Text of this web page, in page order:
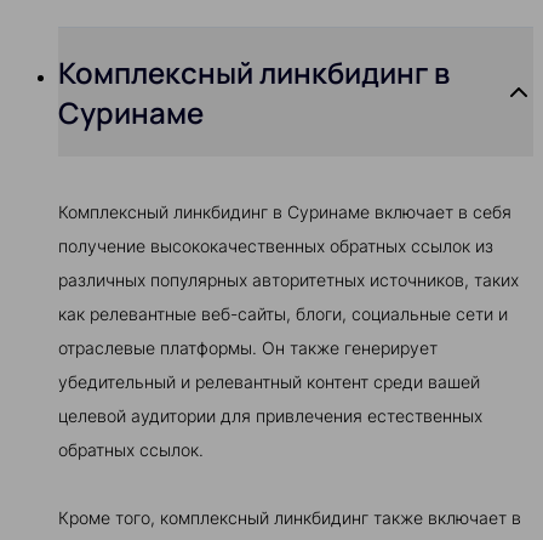
Комплексный линкбидинг в
Суринаме
Комплексный линкбидинг в Суринаме включает в себя
получение высококачественных обратных ссылок из
различных популярных авторитетных источников, таких
как релевантные веб-сайты, блоги, социальные сети и
отраслевые платформы. Он также генерирует
убедительный и релевантный контент среди вашей
целевой аудитории для привлечения естественных
обратных ссылок.
Кроме того, комплексный линкбидинг также включает в